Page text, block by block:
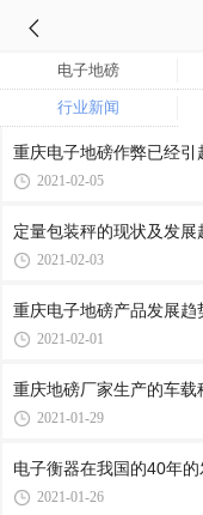
电子地磅
行业新闻
重庆电子地磅作弊已经
2021-02-05
定量包装秤的现状及发展
2021-02-03
重庆电子地磅产品发展趋
2021-02-01
重庆地磅厂家生产的车载
2021-01-29
电子衡器在我国的40年的
2021-01-26